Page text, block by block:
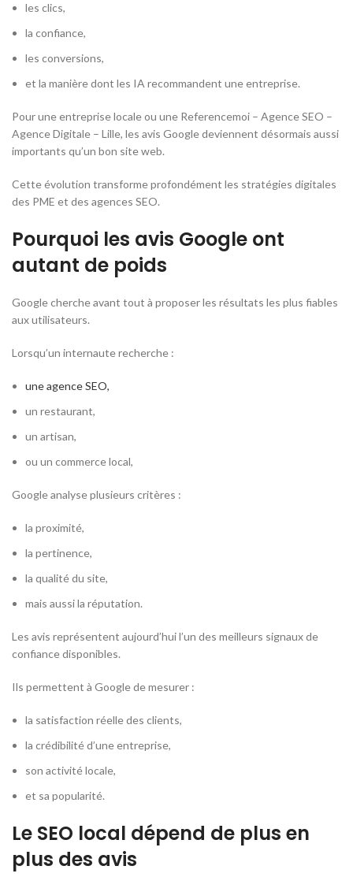
les clics,
la confiance,
les conversions,
et la manière dont les IA recommandent une entreprise.
Pour une entreprise locale ou une Referencemoi – Agence SEO –
Agence Digitale – Lille, les avis Google deviennent désormais aussi
importants qu’un bon site web.
Cette évolution transforme profondément les stratégies digitales
des PME et des agences SEO.
Pourquoi les avis Google ont
autant de poids
Google cherche avant tout à proposer les résultats les plus fiables
aux utilisateurs.
Lorsqu’un internaute recherche :
une agence SEO,
un restaurant,
un artisan,
ou un commerce local,
Google analyse plusieurs critères :
la proximité,
la pertinence,
la qualité du site,
mais aussi la réputation.
Les avis représentent aujourd’hui l’un des meilleurs signaux de
confiance disponibles.
Ils permettent à Google de mesurer :
la satisfaction réelle des clients,
la crédibilité d’une entreprise,
son activité locale,
et sa popularité.
Le SEO local dépend de plus en
plus des avis